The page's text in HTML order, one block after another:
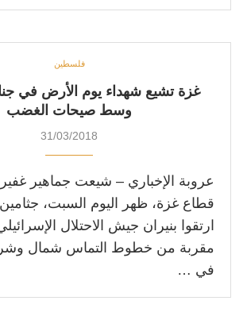
فلسطين
غزة تشيع شهداء يوم الأرض في
وسط صيحات الغضب
31/03/2018
عروبة الإخباري – شيعت جماهير
ارتقوا بنيران جيش الاحتلال
مقربة من خطوط التماس شمال
في …